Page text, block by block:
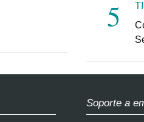
Soporte a